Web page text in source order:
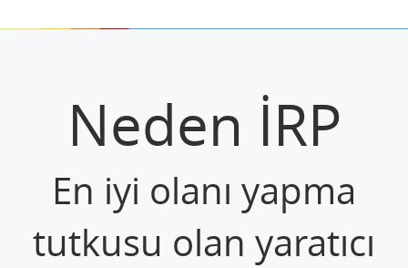
Neden İRP
En iyi olanı yapma
tutkusu olan yaratıcı